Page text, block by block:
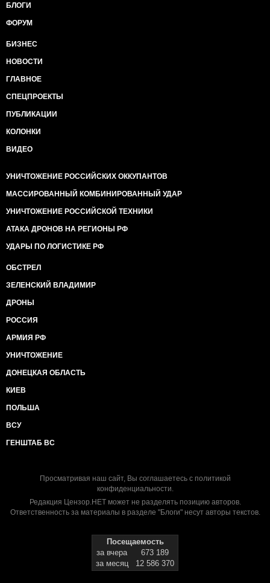
БЛОГИ
ФОРУМ
БИЗНЕС
НОВОСТИ
ГЛАВНОЕ
СПЕЦПРОЕКТЫ
ПУБЛИКАЦИИ
КОЛОНКИ
ВИДЕО
УНИЧТОЖЕНИЕ РОССИЙСКИХ ОККУПАНТОВ
МАССИРОВАННЫЙ КОМБИНИРОВАННЫЙ УДАР
УНИЧТОЖЕНИЕ РОССИЙСКОЙ ТЕХНИКИ
АТАКА ДРОНОВ НА РЕГИОНЫ РФ
УДАРЫ ПО ЛОГИСТИКЕ РФ
ОБСТРЕЛ
ЗЕЛЕНСКИЙ ВЛАДИМИР
ДРОНЫ
РОССИЯ
АРМИЯ РФ
УНИЧТОЖЕНИЕ
ДОНЕЦКАЯ ОБЛАСТЬ
КИЕВ
ПОЛЬША
ВСУ
ГЕНШТАБ ВС
Просматривая наш сайт, Вы соглашаетесь с политикой
конфиденциальности.
Редакция Цензор.НЕТ может не разделять позицию авторов.
Ответственность за материалы в разделе "Блоги" несут авторы текстов.
Посещаемость
за вчера
673 189
за месяц
12 586 370